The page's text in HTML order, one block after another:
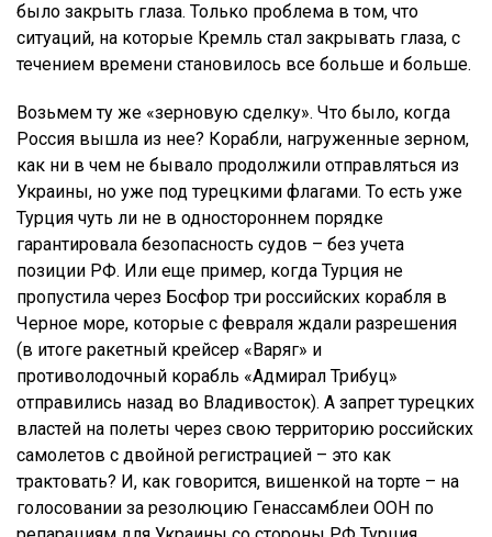
было закрыть глаза. Только проблема в том, что
ситуаций, на которые Кремль стал закрывать глаза, с
течением времени становилось все больше и больше.
Возьмем ту же «зерновую сделку». Что было, когда
Россия вышла из нее? Корабли, нагруженные зерном,
как ни в чем не бывало продолжили отправляться из
Украины, но уже под турецкими флагами. То есть уже
Турция чуть ли не в одностороннем порядке
гарантировала безопасность судов – без учета
позиции РФ. Или еще пример, когда Турция не
пропустила через Босфор три российских корабля в
Черное море, которые с февраля ждали разрешения
(в итоге ракетный крейсер «Варяг» и
противолодочный корабль «Адмирал Трибуц»
отправились назад во Владивосток). А запрет турецких
властей на полеты через свою территорию российских
самолетов с двойной регистрацией – это как
трактовать? И, как говорится, вишенкой на торте – на
голосовании за резолюцию Генассамблеи ООН по